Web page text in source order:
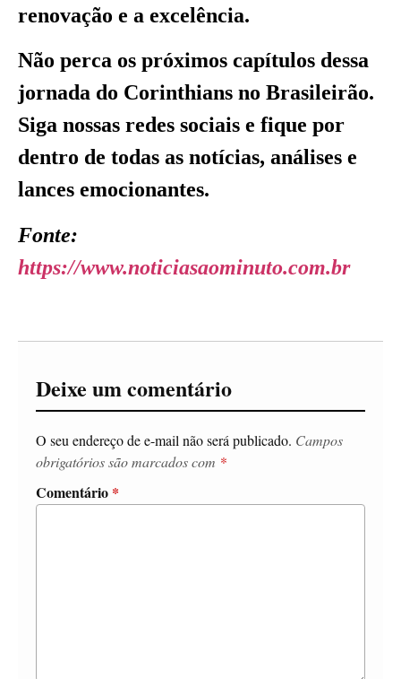
renovação e a excelência.
Não perca os próximos capítulos dessa
jornada do Corinthians no Brasileirão.
Siga nossas redes sociais e fique por
dentro de todas as notícias, análises e
lances emocionantes.
Fonte:
https://www.noticiasaominuto.com.br
Deixe um comentário
O seu endereço de e-mail não será publicado. Campos
obrigatórios são marcados com *
Comentário *